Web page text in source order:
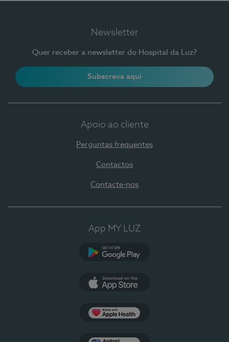
Newsletter
Quer receber a newsletter do Hospital da Luz?
Subscreva aqui
Apoio ao cliente
Perguntas frequentes
Contactos
Contacte-nos
App MY LUZ